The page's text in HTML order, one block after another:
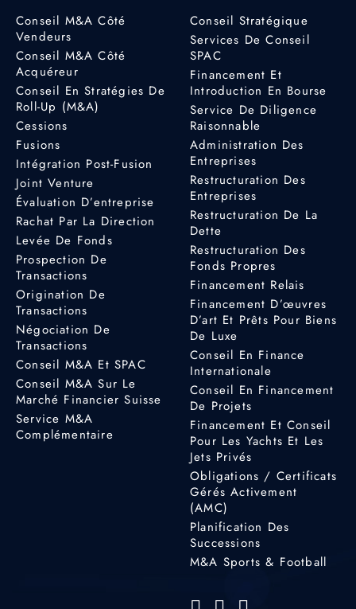
Conseil M&A Côté
Vendeurs
Conseil M&A Côté
Acquéreur
Conseil En Stratégies De
Roll-Up (M&A)
Cessions
Fusions
Intégration Post-Fusion
Joint Venture
Évaluation D’entreprise
Rachat Par La Direction
Levée De Fonds
Prospection De
Transactions
Origination De
Transactions
Négociation De
Transactions
Conseil M&A Et SPAC
Conseil M&A Sur Le
Marché Financier Suisse
Service M&A
Complémentaire
Conseil Stratégique
Services De Conseil
SPAC
Financement Et
Introduction En Bourse
Service De Diligence
Raisonnable
Administration Des
Entreprises
Restructuration Des
Entreprises
Restructuration De La
Dette
Restructuration Des
Fonds Propres
Financement Relais
Financement D’œuvres
D’art Et Prêts Pour Biens
De Luxe
Conseil En Finance
Internationale
Conseil En Financement
De Projets
Financement Et Conseil
Pour Les Yachts Et Les
Jets Privés
Obligations / Certificats
Gérés Activement
(AMC)
Planification Des
Successions
M&A Sports & Football